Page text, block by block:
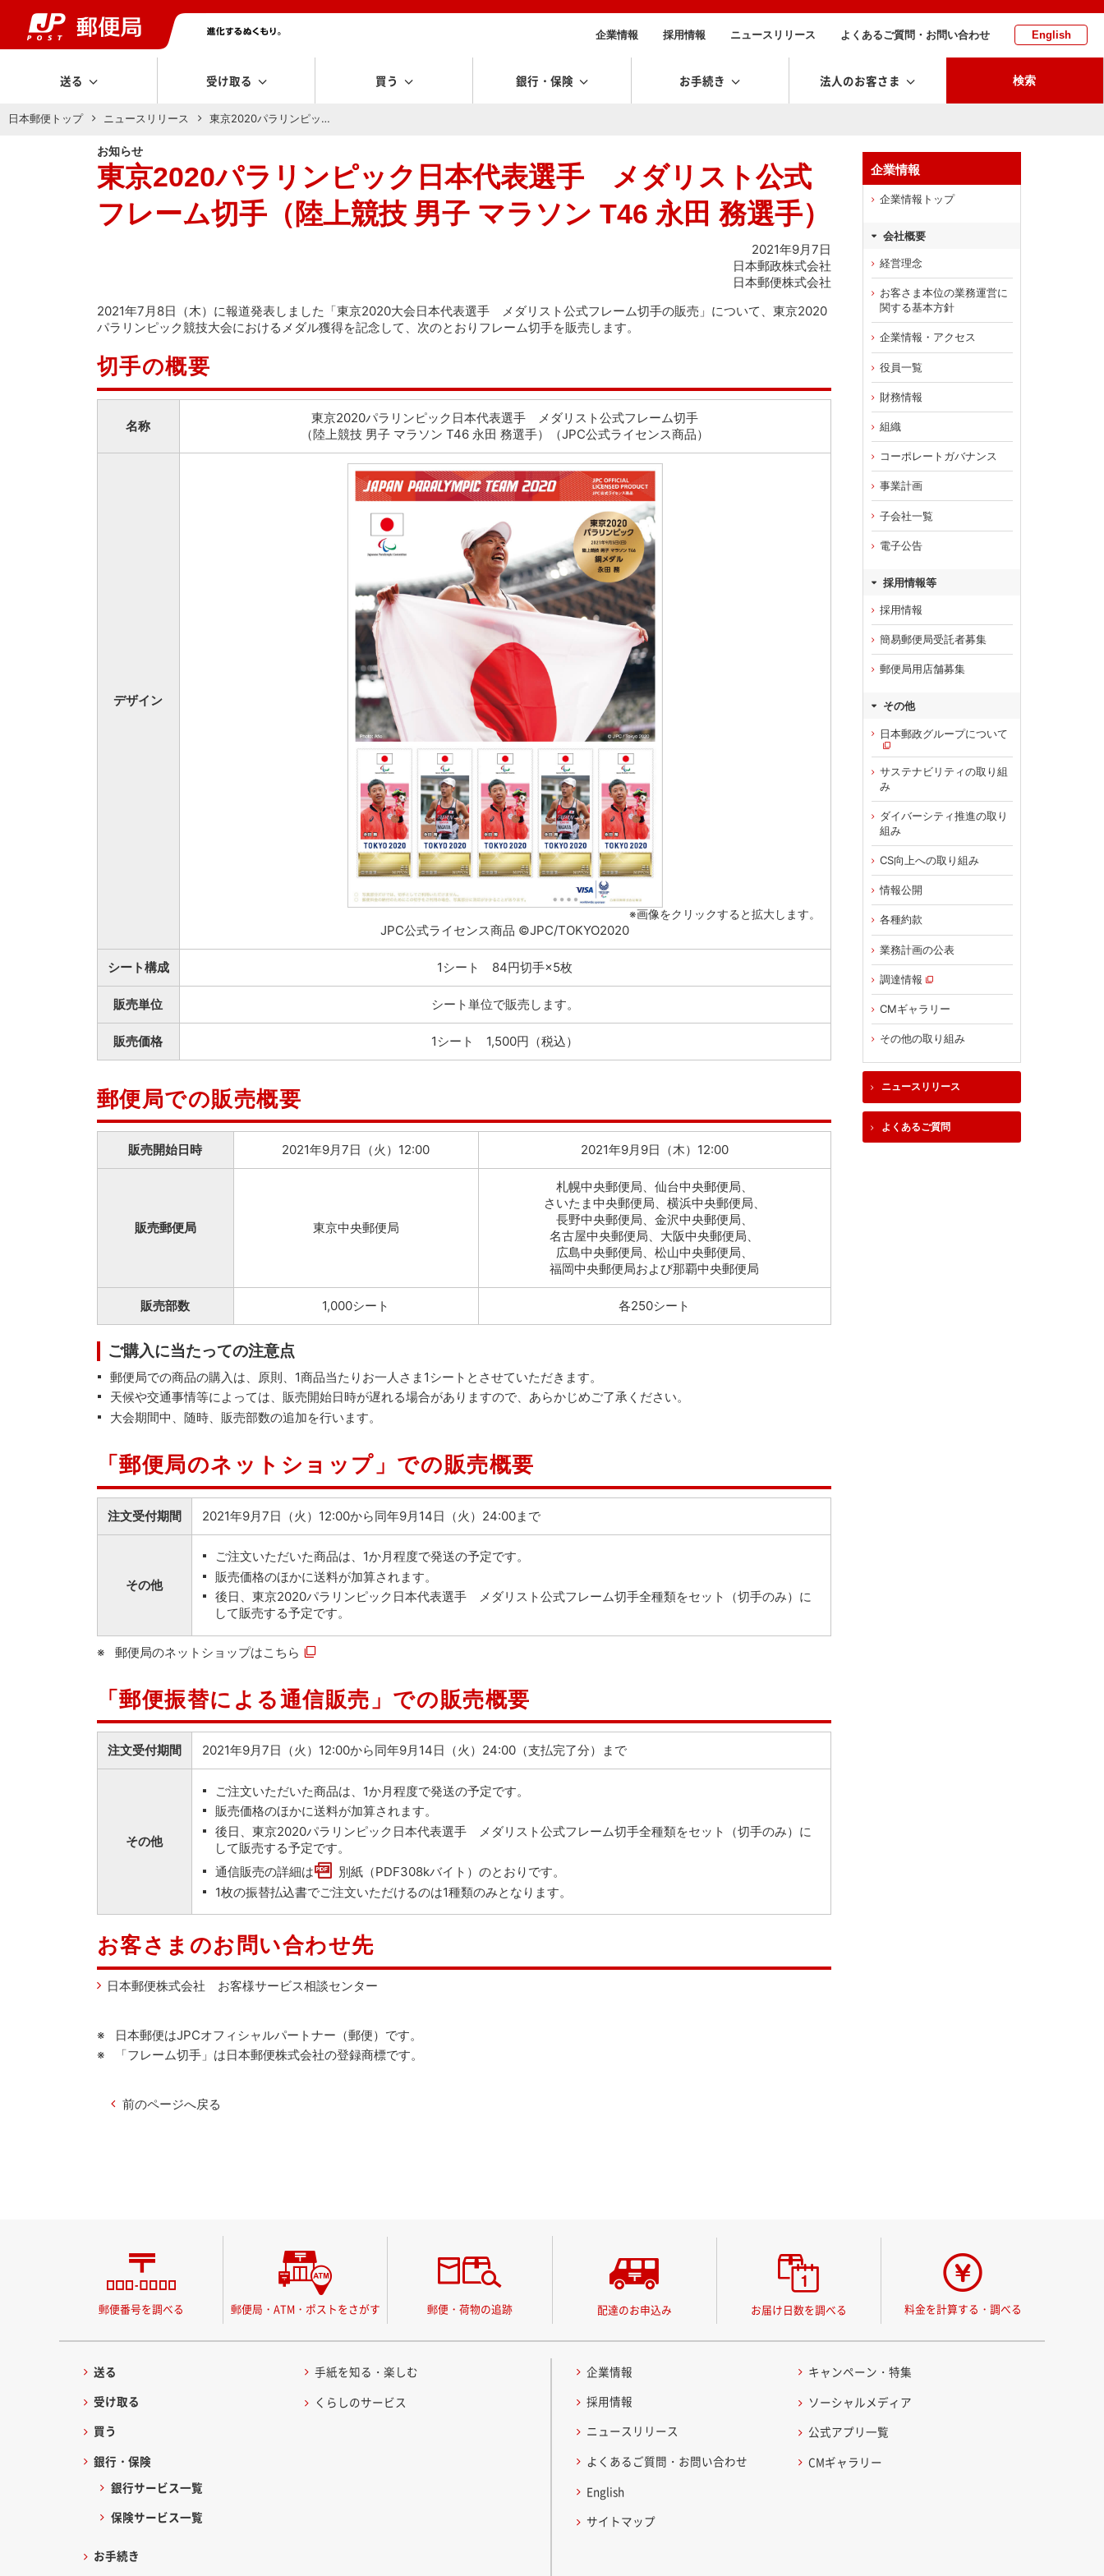
企業情報 採用情報 ニュースリリース よくあるご質問・お問い合わせ English
送る 受け取る 買う 銀行・保険 お手続き 法人のお客さま 検索
日本郵便トップ ニュースリリース 東京2020パラリンピッ…
お知らせ
東京2020パラリンピック日本代表選手 メダリスト公式
フレーム切手（陸上競技 男子 マラソン T46 永田 務選手）
2021年9月7日
日本郵政株式会社
日本郵便株式会社
2021年7月8日（木）に報道発表しました「東京2020大会日本代表選手 メダリスト公式フレーム切手の販売」について、東京2020
パラリンピック競技大会におけるメダル獲得を記念して、次のとおりフレーム切手を販売します。
切手の概要
名称
東京2020パラリンピック日本代表選手 メダリスト公式フレーム切手
（陸上競技 男子 マラソン T46 永田 務選手）（JPC公式ライセンス商品）
デザイン
※画像をクリックすると拡大します。
JPC公式ライセンス商品 ©JPC/TOKYO2020
シート構成 1シート 84円切手×5枚
販売単位 シート単位で販売します。
販売価格 1シート 1,500円（税込）
郵便局での販売概要
販売開始日時 2021年9月7日（火）12:00 2021年9月9日（木）12:00
販売郵便局 東京中央郵便局
札幌中央郵便局、仙台中央郵便局、
さいたま中央郵便局、横浜中央郵便局、
長野中央郵便局、金沢中央郵便局、
名古屋中央郵便局、大阪中央郵便局、
広島中央郵便局、松山中央郵便局、
福岡中央郵便局および那覇中央郵便局
販売部数 1,000シート 各250シート
ご購入に当たっての注意点
郵便局での商品の購入は、原則、1商品当たりお一人さま1シートとさせていただきます。
天候や交通事情等によっては、販売開始日時が遅れる場合がありますので、あらかじめご了承ください。
大会期間中、随時、販売部数の追加を行います。
「郵便局のネットショップ」での販売概要
注文受付期間 2021年9月7日（火）12:00から同年9月14日（火）24:00まで
その他
ご注文いただいた商品は、1か月程度で発送の予定です。
販売価格のほかに送料が加算されます。
後日、東京2020パラリンピック日本代表選手 メダリスト公式フレーム切手全種類をセット（切手のみ）に
して販売する予定です。
郵便局のネットショップはこちら
「郵便振替による通信販売」での販売概要
注文受付期間 2021年9月7日（火）12:00から同年9月14日（火）24:00（支払完了分）まで
その他
ご注文いただいた商品は、1か月程度で発送の予定です。
販売価格のほかに送料が加算されます。
後日、東京2020パラリンピック日本代表選手 メダリスト公式フレーム切手全種類をセット（切手のみ）に
して販売する予定です。
通信販売の詳細は
別紙（PDF308kバイト）のとおりです。
1枚の振替払込書でご注文いただけるのは1種類のみとなります。
お客さまのお問い合わせ先
日本郵便株式会社 お客様サービス相談センター
日本郵便はJPCオフィシャルパートナー（郵便）です。
「フレーム切手」は日本郵便株式会社の登録商標です。
前のページへ戻る
企業情報
企業情報トップ
会社概要
経営理念
お客さま本位の業務運営に
関する基本方針
企業情報・アクセス
役員一覧
財務情報
組織
コーポレートガバナンス
事業計画
子会社一覧
電子公告
採用情報等
採用情報
簡易郵便局受託者募集
郵便局用店舗募集
その他
日本郵政グループについて
サステナビリティの取り組
み
ダイバーシティ推進の取り
組み
CS向上への取り組み
情報公開
各種約款
業務計画の公表
調達情報
CMギャラリー
その他の取り組み
ニュースリリース
よくあるご質問
郵便番号を調べる 郵便局・ATM・ポストをさがす 郵便・荷物の追跡 配達のお申込み お届け日数を調べる 料金を計算する・調べる
送る
受け取る
買う
銀行・保険
銀行サービス一覧
保険サービス一覧
お手続き
手紙を知る・楽しむ
くらしのサービス
企業情報
採用情報
ニュースリリース
よくあるご質問・お問い合わせ
English
サイトマップ
キャンペーン・特集
ソーシャルメディア
公式アプリ一覧
CMギャラリー